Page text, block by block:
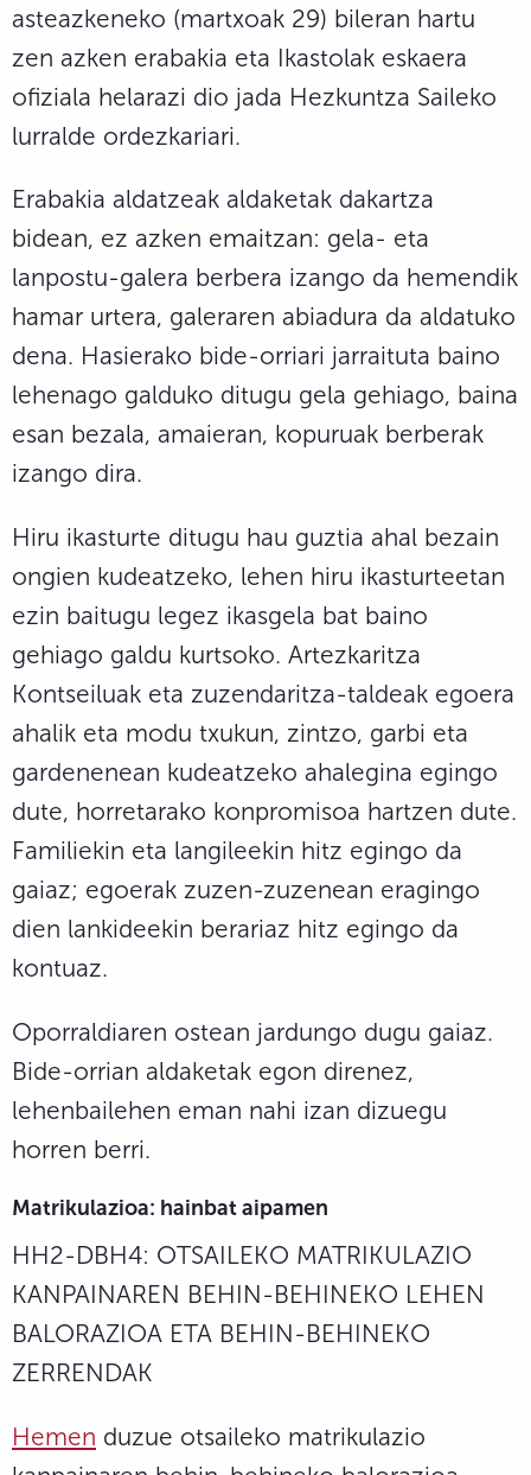
asteazkeneko (martxoak 29) bileran hartu
zen azken erabakia eta Ikastolak eskaera
ofiziala helarazi dio jada Hezkuntza Saileko
lurralde ordezkariari.
Erabakia aldatzeak aldaketak dakartza
bidean, ez azken emaitzan: gela- eta
lanpostu-galera berbera izango da hemendik
hamar urtera, galeraren abiadura da aldatuko
dena. Hasierako bide-orriari jarraituta baino
lehenago galduko ditugu gela gehiago, baina
esan bezala, amaieran, kopuruak berberak
izango dira.
Hiru ikasturte ditugu hau guztia ahal bezain
ongien kudeatzeko, lehen hiru ikasturteetan
ezin baitugu legez ikasgela bat baino
gehiago galdu kurtsoko. Artezkaritza
Kontseiluak eta zuzendaritza-taldeak egoera
ahalik eta modu txukun, zintzo, garbi eta
gardenenean kudeatzeko ahalegina egingo
dute, horretarako konpromisoa hartzen dute.
Familiekin eta langileekin hitz egingo da
gaiaz; egoerak zuzen-zuzenean eragingo
dien lankideekin berariaz hitz egingo da
kontuaz.
Oporraldiaren ostean jardungo dugu gaiaz.
Bide-orrian aldaketak egon direnez,
lehenbailehen eman nahi izan dizuegu
horren berri.
Matrikulazioa: hainbat aipamen
HH2-DBH4: OTSAILEKO MATRIKULAZIO
KANPAINAREN BEHIN-BEHINEKO LEHEN
BALORAZIOA ETA BEHIN-BEHINEKO
ZERRENDAK
Hemen duzue otsaileko matrikulazio